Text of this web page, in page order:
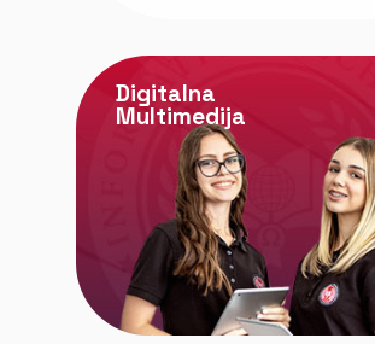
Digitalna
Multimedija